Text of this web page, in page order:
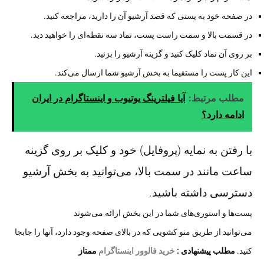
در صفحه خود به پستی که قصد آرشیو آن را دارید، مراجعه کنید.
در قسمت بالا و سمت راست پست، نماد سه نقطه‌ای را خواهید دید.
بر روی آن نماد کلیک کنید و گزینه آرشیو را بزنید.
این کار پست را مستقیما به بخش آرشیو شما ارسال می‌کند.
مطلب مرتبط: آیا فیلترینگ یوتیوب و اینستاگرام در ایران
ادامه دارد؟
با رفتن به نمایه (پروفایل) خود و کلیک بر روی گزینه
ساعت مانند در سمت بالا، می‌توانید به بخش آرشیو
دسترسی داشته باشید.
پست‌ها و استوری‌های شما در این بخش ارائه می‌شوند
می‌توانید از طریق منو کشویی که در بالای صفحه وجود دارد، آنها را جابجا
کنید. مطلب پیشنهادی : خرید فالوور اینستاگرام ممتاز